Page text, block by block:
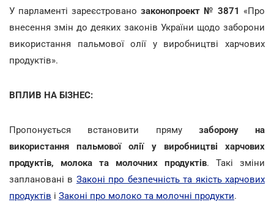
У парламенті зареєстровано законопроект № 3871 «Про
внесення змін до деяких законів України щодо заборони
використання пальмової олії у виробництві харчових
продуктів».
ВПЛИВ НА БІЗНЕС:
Пропонується встановити пряму заборону на
використання пальмової олії у виробництві харчових
продуктів, молока та молочних продуктів. Такі зміни
заплановані в Законі про безпечність та якість харчових
продуктів і Законі про молоко та молочні продукти.